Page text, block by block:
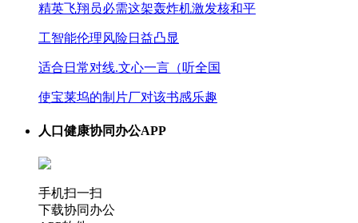
精英飞翔员必需这架轰炸机激发核和平
工智能伦理风险日益凸显
适合日常对线.文心一言（听全国
使宝莱坞的制片厂对该书感乐趣
人口健康协同办公APP
手机扫一扫
下载协同办公